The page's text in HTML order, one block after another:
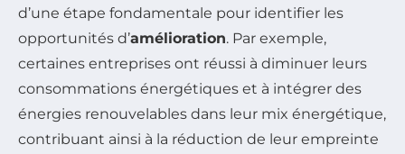
d’une étape fondamentale pour identifier les
opportunités d’amélioration. Par exemple,
certaines entreprises ont réussi à diminuer leurs
consommations énergétiques et à intégrer des
énergies renouvelables dans leur mix énergétique,
contribuant ainsi à la réduction de leur empreinte